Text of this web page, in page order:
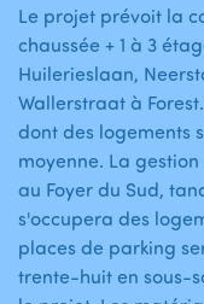
Le projet prévoit la
chaussée + 1 à 3
Huilerieslaan,
Wallerstraat à
dont des logements
moyenne. La
au Foyer du Sud,
s'occupera des
places de parking
trente-huit en sous-